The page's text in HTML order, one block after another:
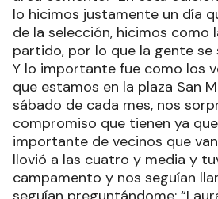
lo hicimos justamente un día
de la selección, hicimos como
partido, por lo que la gente se
Y lo importante fue como los
que estamos en la plaza San
sábado de cada mes, nos
compromiso que tienen ya
importante de vecinos que
llovió a las cuatro y media y
campamento y nos seguían